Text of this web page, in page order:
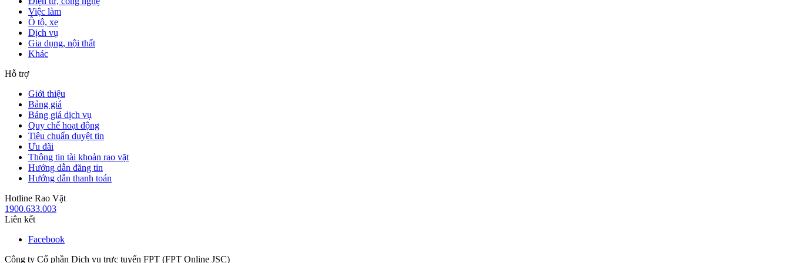
Việc làm
Ô tô, xe
Dịch vụ
Gia dụng, nội thất
Khác
Hỗ trợ
Giới thiệu
Bảng giá
Bảng giá dịch vụ
Quy chế hoạt động
Tiêu chuẩn duyệt tin
Ưu đãi
Thông tin tài khoản rao vặt
Hướng dẫn đăng tin
Hướng dẫn thanh toán
Hotline Rao Vặt
1900.633.003
Liên kết
Facebook
Công ty Cổ phần Dịch vụ trực tuyến FPT (FPT Online JSC)